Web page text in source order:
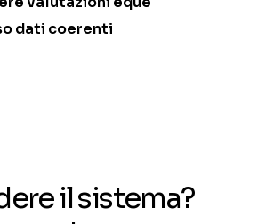
dati coerenti
il sistema?